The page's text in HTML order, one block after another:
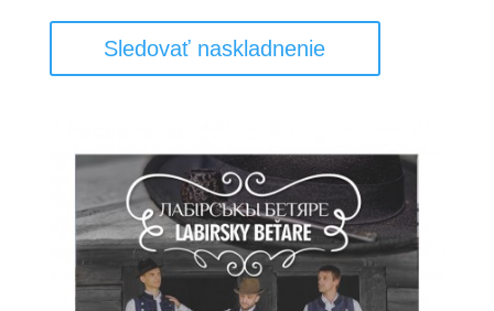
Sledovať naskladnenie